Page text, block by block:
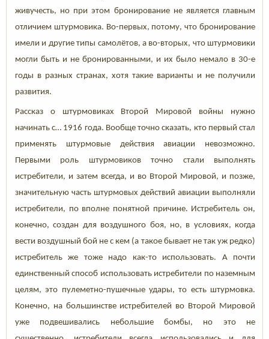
живучесть, но при этом бронирование не является главным
отличием штурмовика. Во-первых, потому, что бронирование
имели и другие типы самолётов, а во-вторых, что штурмовики
могли быть и не бронированными, и их было немало в 30-е
годы в разных странах, хотя такие варианты и не получили
развития.
Рассказ о штурмовиках Второй Мировой войны нужно
начинать с… 1916 года. Вообще точно сказать, кто первый стал
применять штурмовые действия авиации невозможно.
Первыми роль штурмовиков точно стали выполнять
истребители, и затем всегда, и во Второй Мировой, и позже,
значительную часть штурмовых действий авиации выполняли
истребители, по вполне понятной причине. Истребитель он,
конечно, создан для воздушного боя, но, в условиях, когда
вести воздушный бой не с кем (а такое бывает не так уж редко)
истребитель же тоже надо как-то использовать. А почти
единственный способ использовать истребители по наземным
целям, это пулеметно-пушечные удары, то есть штурмовка.
Конечно, на большинстве истребителей во Второй Мировой
уже подвешивались небольшие бомбы, но это не